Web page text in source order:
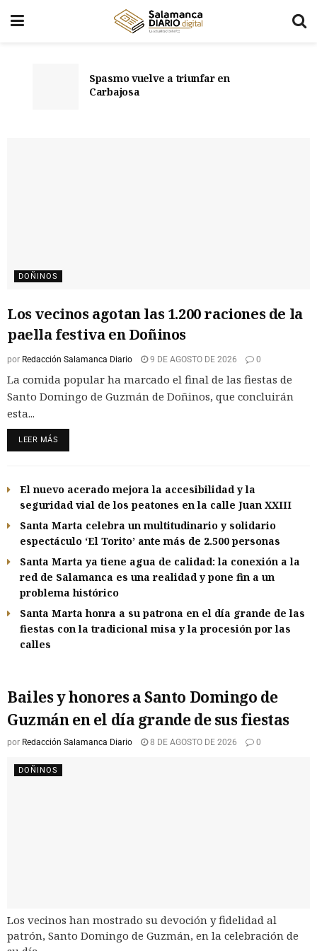
Spasmo vuelve a triunfar en
Carbajosa
DOÑINOS
Los vecinos agotan las 1.200 raciones de la
paella festiva en Doñinos
por Redacción Salamanca Diario 9 DE AGOSTO DE 2026 0
La comida popular ha marcado el final de las fiestas de
Santo Domingo de Guzmán de Doñinos, que concluirán
esta...
LEER MÁS
El nuevo acerado mejora la accesibilidad y la
seguridad vial de los peatones en la calle Juan XXIII
Santa Marta celebra un multitudinario y solidario
espectáculo ‘El Torito’ ante más de 2.500 personas
Santa Marta ya tiene agua de calidad: la conexión a la
red de Salamanca es una realidad y pone fin a un
problema histórico
Santa Marta honra a su patrona en el día grande de las
fiestas con la tradicional misa y la procesión por las
calles
Bailes y honores a Santo Domingo de
Guzmán en el día grande de sus fiestas
por Redacción Salamanca Diario 8 DE AGOSTO DE 2026 0
DOÑINOS
Los vecinos han mostrado su devoción y fidelidad al
patrón, Santo Domingo de Guzmán, en la celebración de